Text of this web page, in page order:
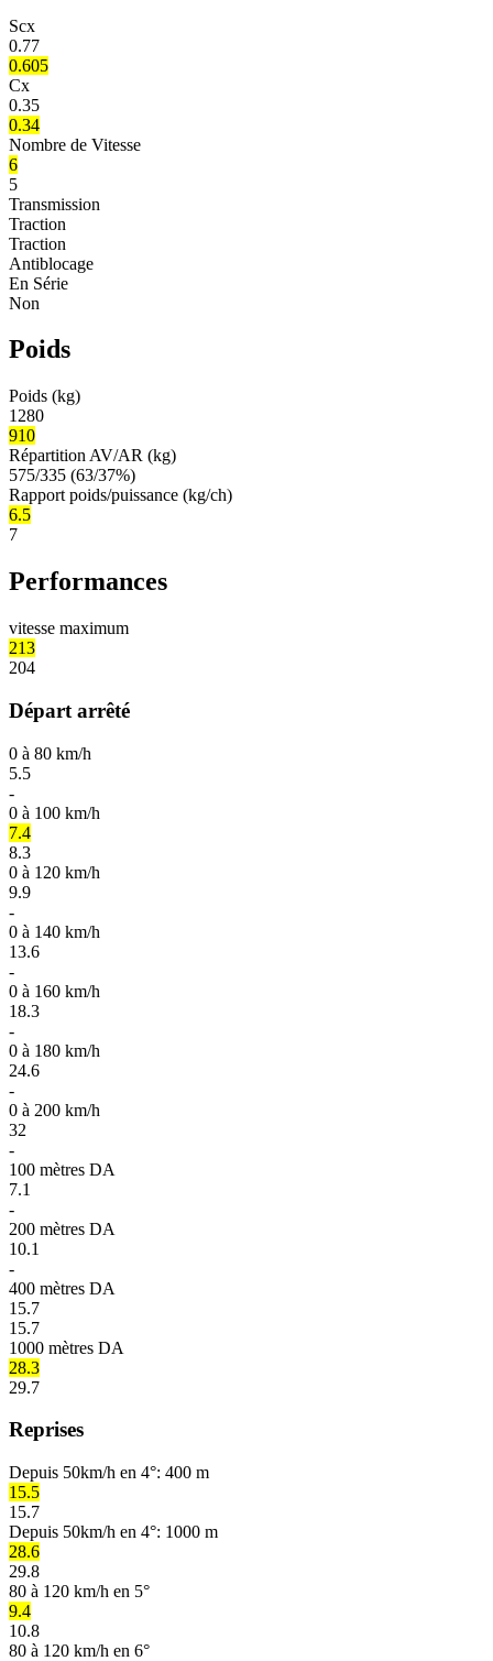
Scx
0.77
0.605
Cx
0.35
0.34
Nombre de Vitesse
6
5
Transmission
Traction
Traction
Antiblocage
En Série
Non
Poids
Poids (kg)
1280
910
Répartition AV/AR (kg)
575/335 (63/37%)
Rapport poids/puissance (kg/ch)
6.5
7
Performances
vitesse maximum
213
204
Départ arrêté
0 à 80 km/h
5.5
-
0 à 100 km/h
7.4
8.3
0 à 120 km/h
9.9
-
0 à 140 km/h
13.6
-
0 à 160 km/h
18.3
-
0 à 180 km/h
24.6
-
0 à 200 km/h
32
-
100 mètres DA
7.1
-
200 mètres DA
10.1
-
400 mètres DA
15.7
15.7
1000 mètres DA
28.3
29.7
Reprises
Depuis 50km/h en 4°: 400 m
15.5
15.7
Depuis 50km/h en 4°: 1000 m
28.6
29.8
80 à 120 km/h en 5°
9.4
10.8
80 à 120 km/h en 6°